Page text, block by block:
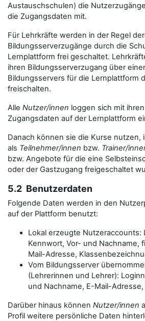
Austauschschulen) die
die Zugangsdaten mit.
Für Lehrkräfte werden in der Regel
Bildungsserverzugänge durch die
Lernplattform frei geschaltet.
ihren Bildungsserverzugang über
Bildungsservers für die Lernplattform
freischalten.
Alle Nutzer/innen loggen sich mit
Zugangsdaten auf der Lernplattform
Danach können sie die Kurse nutzen,
als Teilnehmer/innen bzw. Trainer/
bzw. Angebote für die eine
oder der Gastzugang freigeschaltet
5.2 Benutzerdaten
Folgende Daten werden in den
auf der Plattform benutzt:
Lokal erzeugte Nutzeraccounts:
Kennwort, Vor- und Nachname,
Mail-Adresse,
Vom Bildungsserver
(Lehrerinnen und Lehrer):
und Nachname, E-Mail-
Darüber hinaus können Nutzer/innen
Profil weitere persönliche Daten